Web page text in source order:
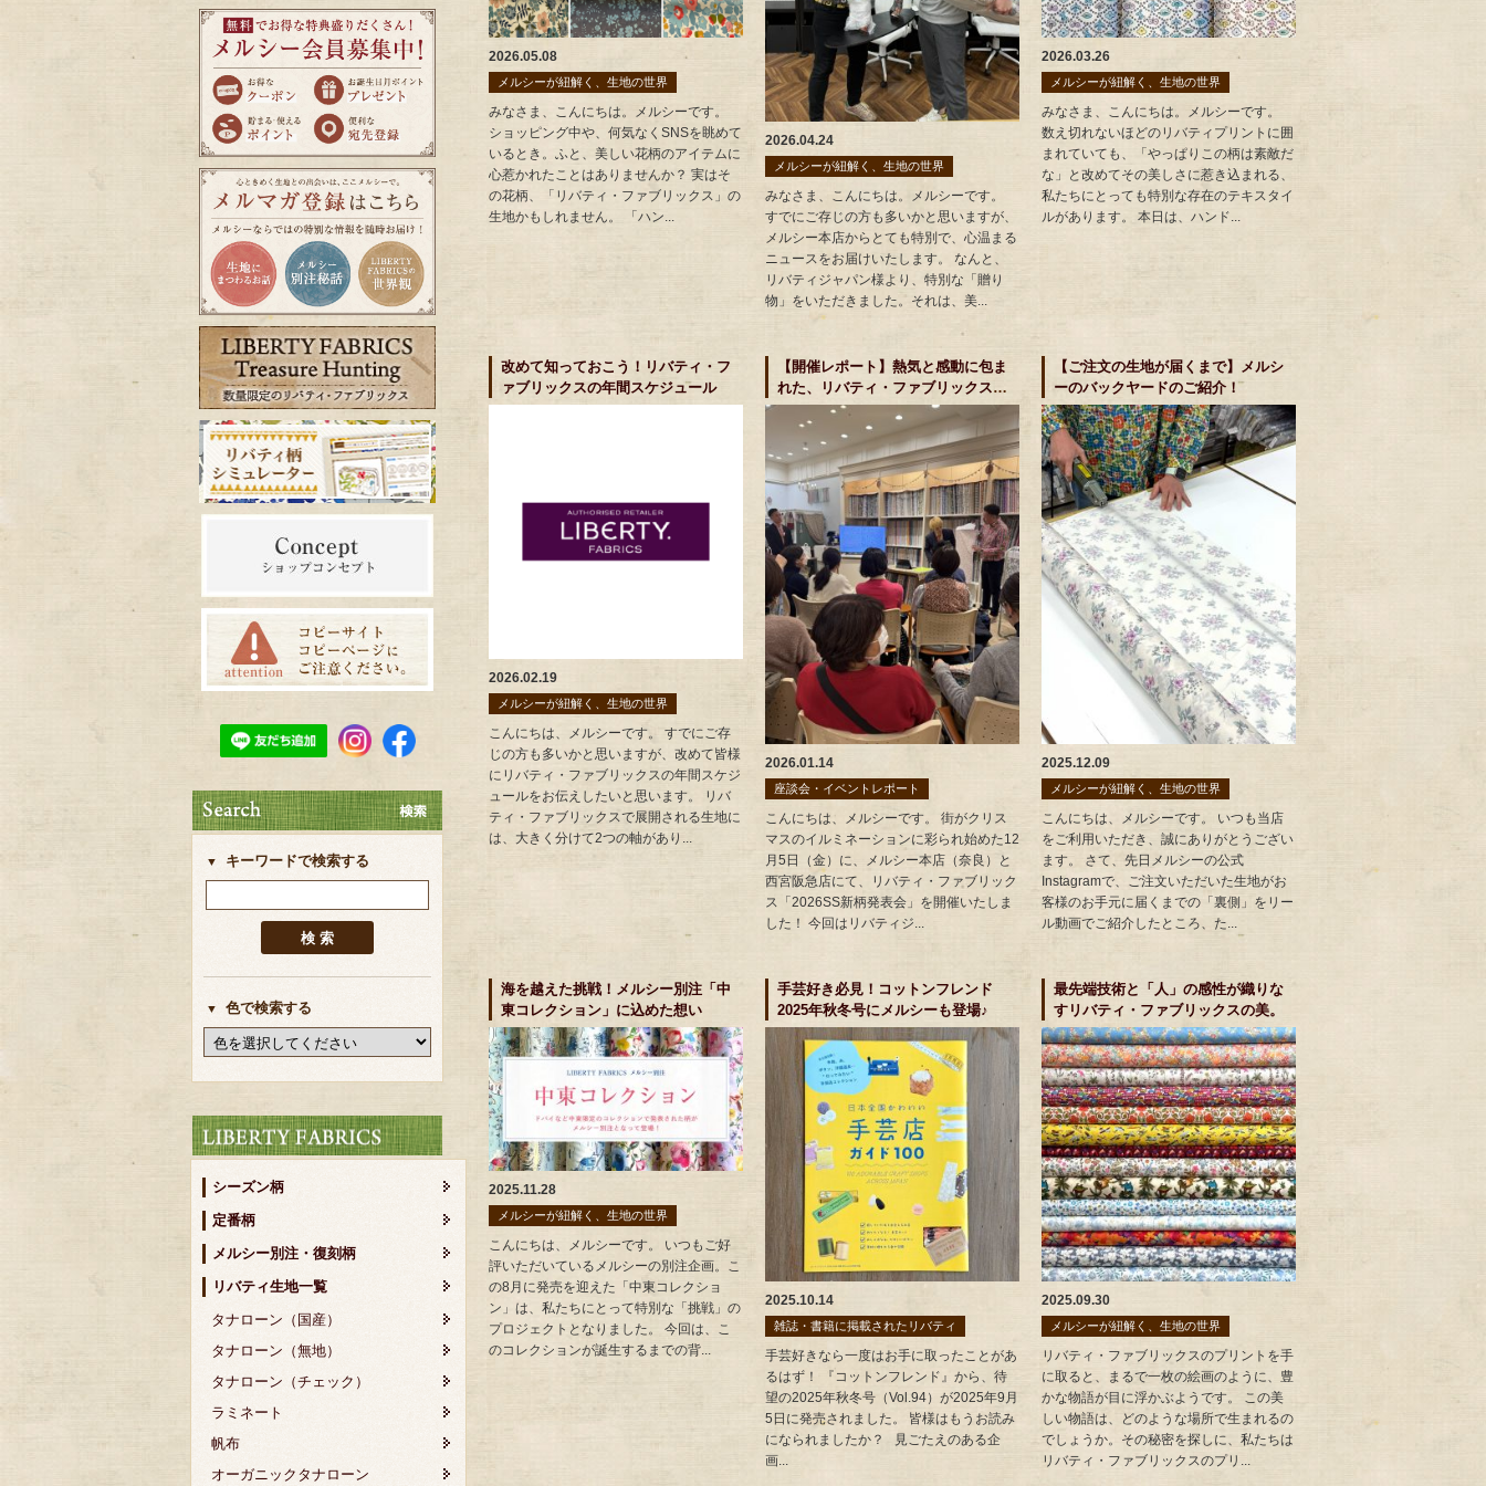
キーワードで検索する
色で検索する
シーズン柄
定番柄
メルシー別注・復刻柄
リバティ生地一覧
タナローン（国産）
タナローン（無地）
タナローン（チェック）
ラミネート
帆布
オーガニックタナローン
2026.05.08
メルシーが紐解く、生地の世界
みなさま、こんにちは。メルシーです。
ショッピング中や、何気なくSNSを眺めて
いるとき。ふと、美しい花柄のアイテムに
心惹かれたことはありませんか？ 実はそ
の花柄、「リバティ・ファブリックス」の
生地かもしれません。 「ハン...
2026.04.24
メルシーが紐解く、生地の世界
みなさま、こんにちは。メルシーです。
すでにご存じの方も多いかと思いますが、
メルシー本店からとても特別で、心温まる
ニュースをお届けいたします。 なんと、
リバティジャパン様より、特別な「贈り
物」をいただきました。それは、美...
2026.03.26
メルシーが紐解く、生地の世界
みなさま、こんにちは。メルシーです。
数え切れないほどのリバティプリントに囲
まれていても、「やっぱりこの柄は素敵だ
な」と改めてその美しさに惹き込まれる、
私たちにとっても特別な存在のテキスタイ
ルがあります。 本日は、ハンド...
改めて知っておこう！リバティ・フ
ァブリックスの年間スケジュール
2026.02.19
メルシーが紐解く、生地の世界
こんにちは、メルシーです。 すでにご存
じの方も多いかと思いますが、改めて皆様
にリバティ・ファブリックスの年間スケジ
ュールをお伝えしたいと思います。 リバ
ティ・ファブリックスで展開される生地に
は、大きく分けて2つの軸があり...
【開催レポート】熱気と感動に包ま
れた、リバティ・ファブリックス
「2026SS新柄発表会」
2026.01.14
座談会・イベントレポート
こんにちは、メルシーです。 街がクリス
マスのイルミネーションに彩られ始めた12
月5日（金）に、メルシー本店（奈良）と
西宮阪急店にて、リバティ・ファブリック
ス「2026SS新柄発表会」を開催いたしま
した！ 今回はリバティジ...
【ご注文の生地が届くまで】メルシ
ーのバックヤードのご紹介！
2025.12.09
メルシーが紐解く、生地の世界
こんにちは、メルシーです。 いつも当店
をご利用いただき、誠にありがとうござい
ます。 さて、先日メルシーの公式
Instagramで、ご注文いただいた生地がお
客様のお手元に届くまでの「裏側」をリー
ル動画でご紹介したところ、た...
海を越えた挑戦！メルシー別注「中
東コレクション」に込めた想い
2025.11.28
メルシーが紐解く、生地の世界
こんにちは、メルシーです。 いつもご好
評いただいているメルシーの別注企画。こ
の8月に発売を迎えた「中東コレクショ
ン」は、私たちにとって特別な「挑戦」の
プロジェクトとなりました。 今回は、こ
のコレクションが誕生するまでの背...
手芸好き必見！コットンフレンド
2025年秋冬号にメルシーも登場♪
2025.10.14
雑誌・書籍に掲載されたリバティ
手芸好きなら一度はお手に取ったことがあ
るはず！ 『コットンフレンド』から、待
望の2025年秋冬号（Vol.94）が2025年9月
5日に発売されました。 皆様はもうお読み
になられましたか？ 見ごたえのある企
画...
最先端技術と「人」の感性が織りな
すリバティ・ファブリックスの美。
2025.09.30
メルシーが紐解く、生地の世界
リバティ・ファブリックスのプリントを手
に取ると、まるで一枚の絵画のように、豊
かな物語が目に浮かぶようです。 この美
しい物語は、どのような場所で生まれるの
でしょうか。その秘密を探しに、私たちは
リバティ・ファブリックスのプリ...